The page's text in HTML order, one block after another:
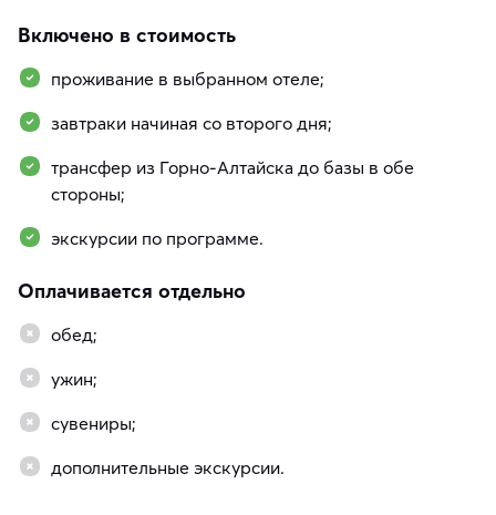
Включено в стоимость
проживание в выбранном отеле;
завтраки начиная со второго дня;
трансфер из Горно-Алтайска до базы в обе
стороны;
экскурсии по программе.
Оплачивается отдельно
обед;
ужин;
сувениры;
дополнительные экскурсии.